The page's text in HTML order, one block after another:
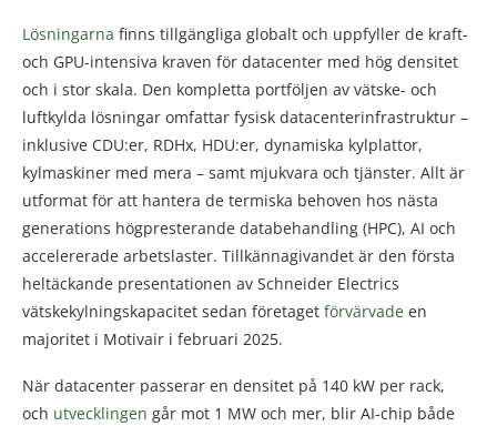
Lösningarna finns tillgängliga globalt och uppfyller de kraft-
och GPU-intensiva kraven för datacenter med hög densitet
och i stor skala. Den kompletta portföljen av vätske- och
luftkylda lösningar omfattar fysisk datacenterinfrastruktur –
inklusive CDU:er, RDHx, HDU:er, dynamiska kylplattor,
kylmaskiner med mera – samt mjukvara och tjänster. Allt är
utformat för att hantera de termiska behoven hos nästa
generations högpresterande databehandling (HPC), AI och
accelererade arbetslaster. Tillkännagivandet är den första
heltäckande presentationen av Schneider Electrics
vätskekylningskapacitet sedan företaget förvärvade en
majoritet i Motivair i februari 2025.
När datacenter passerar en densitet på 140 kW per rack,
och utvecklingen går mot 1 MW och mer, blir AI-chip både